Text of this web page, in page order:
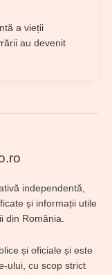
a vieții
au devenit
independentă,
și informații utile
din România.
și oficiale și este
ului, cu scop strict